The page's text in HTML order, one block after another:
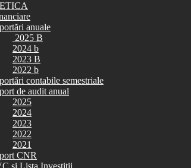
anuale
2025 B
2024 b
2023 B
2022 b
contabile semestriale
de audit anual
2025
2024
2023
2022
2021
CNR
si Lista Investiții